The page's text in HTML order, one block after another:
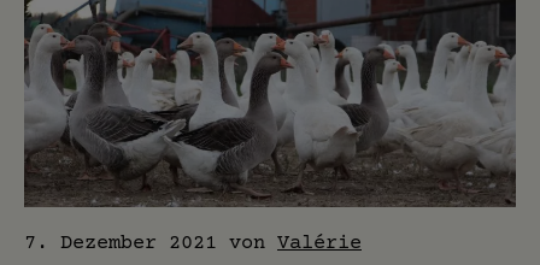
7. Dezember 2021 von Valérie